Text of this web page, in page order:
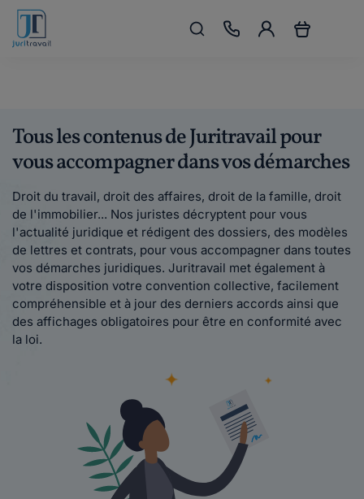
Tous les contenus de Juritravail pour
vous accompagner dans vos démarches
Droit du travail, droit des affaires, droit de la famille, droit
de l'immobilier... Nos juristes décryptent pour vous
l'actualité juridique et rédigent des dossiers, des modèles
de lettres et contrats, pour vous accompagner dans toutes
vos démarches juridiques. Juritravail met également à
votre disposition votre convention collective, facilement
compréhensible et à jour des derniers accords ainsi que
des affichages obligatoires pour être en conformité avec
la loi.